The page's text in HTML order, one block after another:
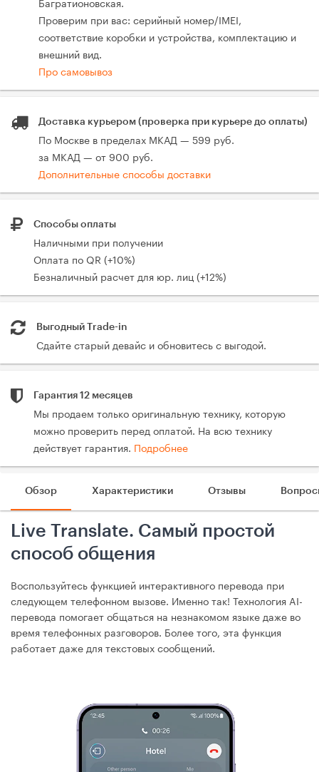
Проверим при вас: серийный номер/IMEI,
соответствие коробки и устройства, комплектацию и
внешний вид.
Про самовывоз
Доставка курьером (проверка при курьере до оплаты)
По Москве в пределах МКАД — 599 руб.
за МКАД — от 900 руб.
Дополнительные способы доставки
Способы оплаты
Наличными при получении
Оплата по QR (+10%)
Безналичный расчет для юр. лиц (+12%)
Выгодный Trade-in
Сдайте старый девайс и обновитесь с выгодой.
Гарантия 12 месяцев
Мы продаем только оригинальную технику, которую
можно проверить перед оплатой. На всю технику
действует гарантия. Подробнее
Обзор Характеристики Отзывы
Live Translate. Самый простой
способ общения
Воспользуйтесь функцией интерактивного перевода при
следующем телефонном вызове. Именно так! Технология AI-
перевода помогает общаться на незнакомом языке даже во
время телефонных разговоров. Более того, эта функция
работает даже для текстовых сообщений.